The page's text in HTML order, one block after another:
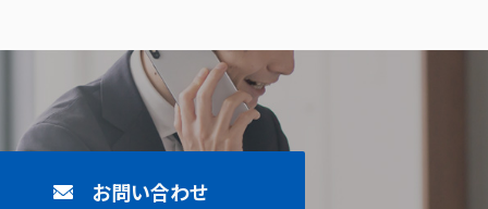
お問い合わせ